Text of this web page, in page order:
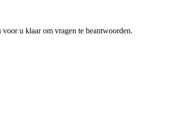
voor u klaar om vragen te beantwoorden.